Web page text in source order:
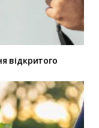
відкритого